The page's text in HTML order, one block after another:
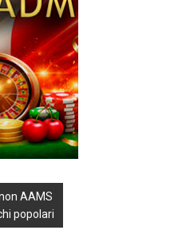
AAMS
popolari